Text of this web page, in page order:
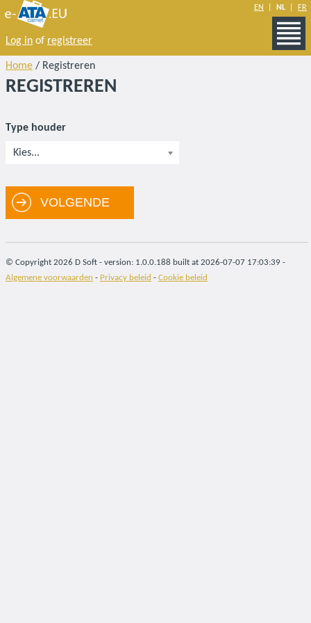
EN NL FR
Log in of registreer
Home / Registreren
REGISTREREN
Type houder
Kies...
VOLGENDE
© Copyright 2026 D Soft - version: 1.0.0.188 built at 2026-07-07 17:03:39 -
Algemene voorwaarden - Privacy beleid - Cookie beleid